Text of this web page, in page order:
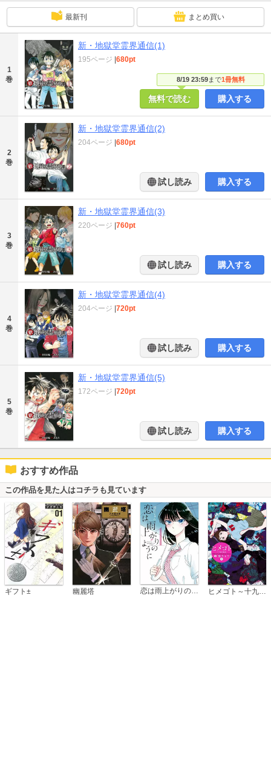
最新刊 まとめ買い
1
巻
新・地獄堂霊界通信(1)
8/19 23:59まで1冊無料
195ページ |680pt
無料で読む 購入する
2
巻
新・地獄堂霊界通信(2)
204ページ |680pt
試し読み 購入する
3
巻
新・地獄堂霊界通信(3)
220ページ |760pt
試し読み 購入する
4
巻
新・地獄堂霊界通信(4)
204ページ |720pt
試し読み 購入する
5
巻
新・地獄堂霊界通信(5)
172ページ |720pt
試し読み 購入する
おすすめ作品
この作品を見た人はコチラも見ています
ギフト± 幽麗塔 恋は雨上がりのように